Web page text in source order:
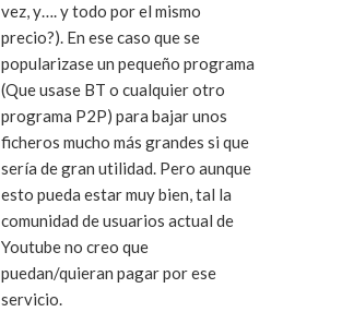
vez, y…. y todo por el mismo
precio?). En ese caso que se
popularizase un pequeño programa
(Que usase BT o cualquier otro
programa P2P) para bajar unos
ficheros mucho más grandes si que
sería de gran utilidad. Pero aunque
esto pueda estar muy bien, tal la
comunidad de usuarios actual de
Youtube no creo que
puedan/quieran pagar por ese
servicio.